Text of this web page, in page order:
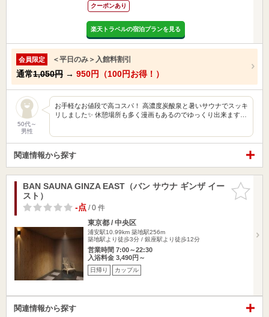
クーポンあり
楽天トラベルの宿泊プランを見る
会員限定 ＜平日のみ＞入館料割引
通常1,050円 → 950円（100円お得！）
50代～
男性
お手軽なお値段で高コスパ！ 高濃度炭酸泉と暑いサウナでスッキ
リしました✨ 休憩場所も多く漫画もあるのでゆっくり出来ます…
関連情報から探す
お気に入
りに追加
BAN SAUNA GINZA EAST（バン サウナ ギンザ イー
スト）
-点/ 0 件
東京都 / 中央区
浦安駅10.99km 築地駅256m
築地駅より徒歩3分 / 銀座駅より徒歩12分
営業時間 7:00～22:30
入浴料金 3,490円～
日帰り カップル
関連情報から探す